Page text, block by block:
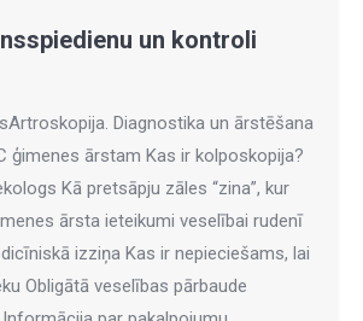
un kontroli
Diagnostika un ārstēšana
ģimenes ārstam Kas ir kolposkopija?
Kā pretsāpju zāles “zina”, kur
ārsta ieteikumi veselībai rudenī
izziņa Kas ir nepieciešams, lai
Obligātā veselības pārbaude